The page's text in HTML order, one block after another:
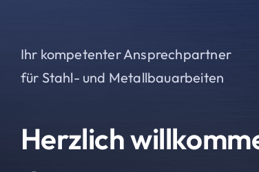
Ihr kompetenter Ansprechpartner
für Stahl- und Metallbauarbeiten
Herzlich